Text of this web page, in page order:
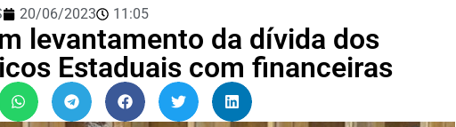
20/06/2023 11:05
levantamento da dívida dos
Estaduais com financeiras